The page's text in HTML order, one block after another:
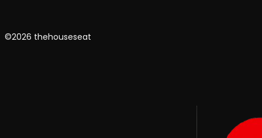
©2026 thehouseseat